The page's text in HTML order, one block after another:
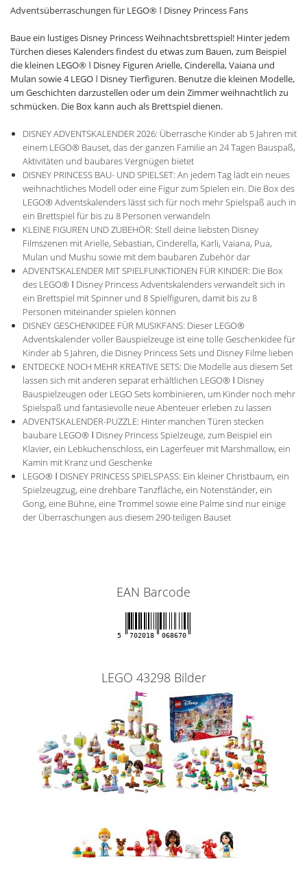
Adventsüberraschungen für LEGO® ǀ Disney Princess Fans
Baue ein lustiges Disney Princess Weihnachtsbrettspiel! Hinter jedem
Türchen dieses Kalenders findest du etwas zum Bauen, zum Beispiel
die kleinen LEGO® ǀ Disney Figuren Arielle, Cinderella, Vaiana und
Mulan sowie 4 LEGO ǀ Disney Tierfiguren. Benutze die kleinen Modelle,
um Geschichten darzustellen oder um dein Zimmer weihnachtlich zu
schmücken. Die Box kann auch als Brettspiel dienen.
DISNEY ADVENTSKALENDER 2026: Überrasche Kinder ab 5 Jahren mit
einem LEGO® Bauset, das der ganzen Familie an 24 Tagen Bauspaß,
Aktivitäten und baubares Vergnügen bietet
DISNEY PRINCESS BAU- UND SPIELSET: An jedem Tag lädt ein neues
weihnachtliches Modell oder eine Figur zum Spielen ein. Die Box des
LEGO® Adventskalenders lässt sich für noch mehr Spielspaß auch in
ein Brettspiel für bis zu 8 Personen verwandeln
KLEINE FIGUREN UND ZUBEHÖR: Stell deine liebsten Disney
Filmszenen mit Arielle, Sebastian, Cinderella, Karli, Vaiana, Pua,
Mulan und Mushu sowie mit dem baubaren Zubehör dar
ADVENTSKALENDER MIT SPIELFUNKTIONEN FÜR KINDER: Die Box
des LEGO® ǀ Disney Princess Adventskalenders verwandelt sich in
ein Brettspiel mit Spinner und 8 Spielfiguren, damit bis zu 8
Personen miteinander spielen können
DISNEY GESCHENKIDEE FÜR MUSIKFANS: Dieser LEGO®
Adventskalender voller Bauspielzeuge ist eine tolle Geschenkidee für
Kinder ab 5 Jahren, die Disney Princess Sets und Disney Filme lieben
ENTDECKE NOCH MEHR KREATIVE SETS: Die Modelle aus diesem Set
lassen sich mit anderen separat erhältlichen LEGO® ǀ Disney
Bauspielzeugen oder LEGO Sets kombinieren, um Kinder noch mehr
Spielspaß und fantasievolle neue Abenteuer erleben zu lassen
ADVENTSKALENDER-PUZZLE: Hinter manchen Türen stecken
baubare LEGO® ǀ Disney Princess Spielzeuge, zum Beispiel ein
Klavier, ein Lebkuchenschloss, ein Lagerfeuer mit Marshmallow, ein
Kamin mit Kranz und Geschenke
LEGO® ǀ DISNEY PRINCESS SPIELSPASS: Ein kleiner Christbaum, ein
Spielzeugzug, eine drehbare Tanzfläche, ein Notenständer, ein
Gong, eine Bühne, eine Trommel sowie eine Palme sind nur einige
der Überraschungen aus diesem 290-teiligen Bauset
EAN Barcode
5 702018 068670
LEGO 43298 Bilder